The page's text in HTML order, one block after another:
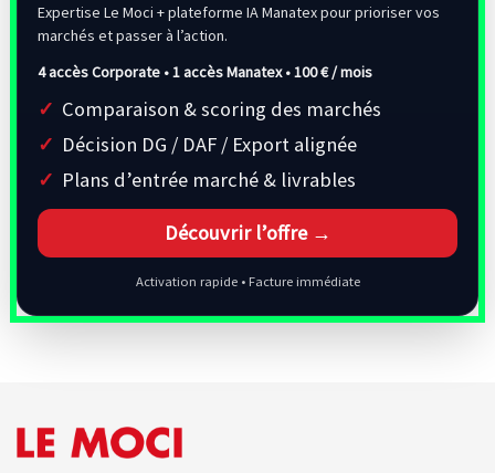
Expertise Le Moci + plateforme IA Manatex pour prioriser vos
marchés et passer à l’action.
4 accès Corporate • 1 accès Manatex •100 € / mois
Comparaison & scoring des marchés
Décision DG / DAF / Export alignée
Plans d’entrée marché & livrables
Découvrir l’offre →
Activation rapide • Facture immédiate